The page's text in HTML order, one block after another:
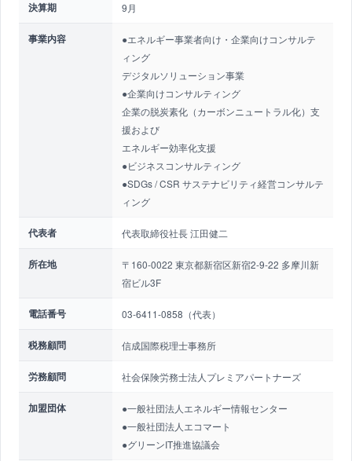
決算期 9月
事業内容
●エネルギー事業者向け・企業向けコンサルテ
ィング
デジタルソリューション事業
●企業向けコンサルティング
企業の脱炭素化（カーボンニュートラル化）支
援および
エネルギー効率化支援
●ビジネスコンサルティング
●SDGs / CSR サステナビリティ経営コンサルテ
ィング
代表者 代表取締役社長 江田健二
所在地
〒160-0022 東京都新宿区新宿2-9-22 多摩川新
宿ビル3F
電話番号 03-6411-0858（代表）
税務顧問 信成国際税理士事務所
労務顧問 社会保険労務士法人プレミアパートナーズ
加盟団体
●一般社団法人エネルギー情報センター
●一般社団法人エコマート
●グリーンIT推進協議会